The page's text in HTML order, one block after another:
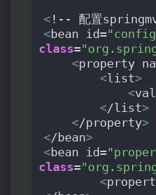
< !-- 配置
<bean id=
class=
<property
<list>
<
</list>
</property>
</bean>
<bean id=
class=
<